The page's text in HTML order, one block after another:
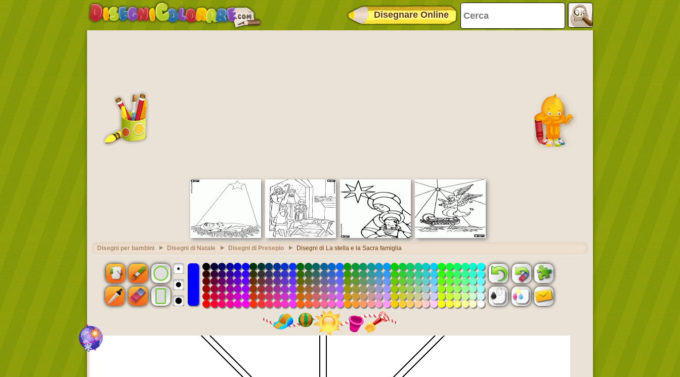
Disegnare Online
Disegni per bambini Disegni di Natale Disegni di Presepio Disegni di La stella e la Sacra famiglia